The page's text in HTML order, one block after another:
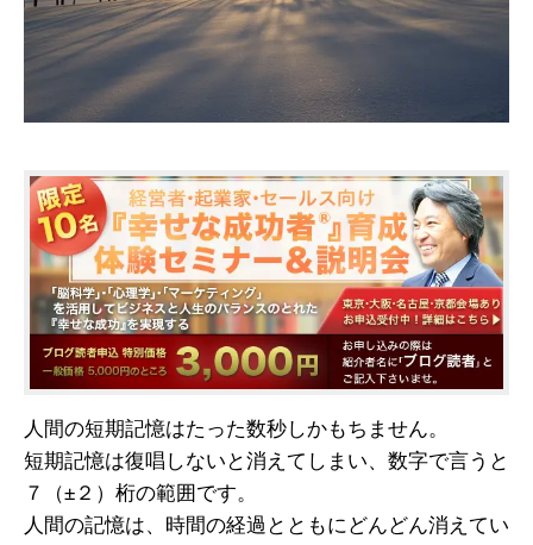
人間の短期記憶はたった数秒しかもちません。
短期記憶は復唱しないと消えてしまい、数字で言うと
７（±２）桁の範囲です。
人間の記憶は、時間の経過とともにどんどん消えてい